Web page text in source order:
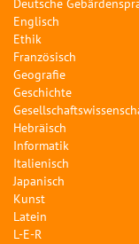
Englisch
Ethik
Französisch
Geografie
Geschichte
Hebräisch
Informatik
Italienisch
Japanisch
Kunst
Latein
L-E-R